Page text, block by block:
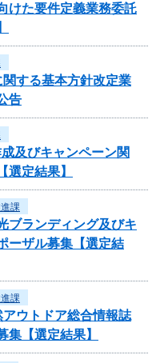
けた要件定義業務委託
する基本方針改定業
告
及びキャンペーン関
選定結果】
課
ブランディング及びキ
ーザル募集【選定結
課
ウトドア総合情報誌
集【選定結果】